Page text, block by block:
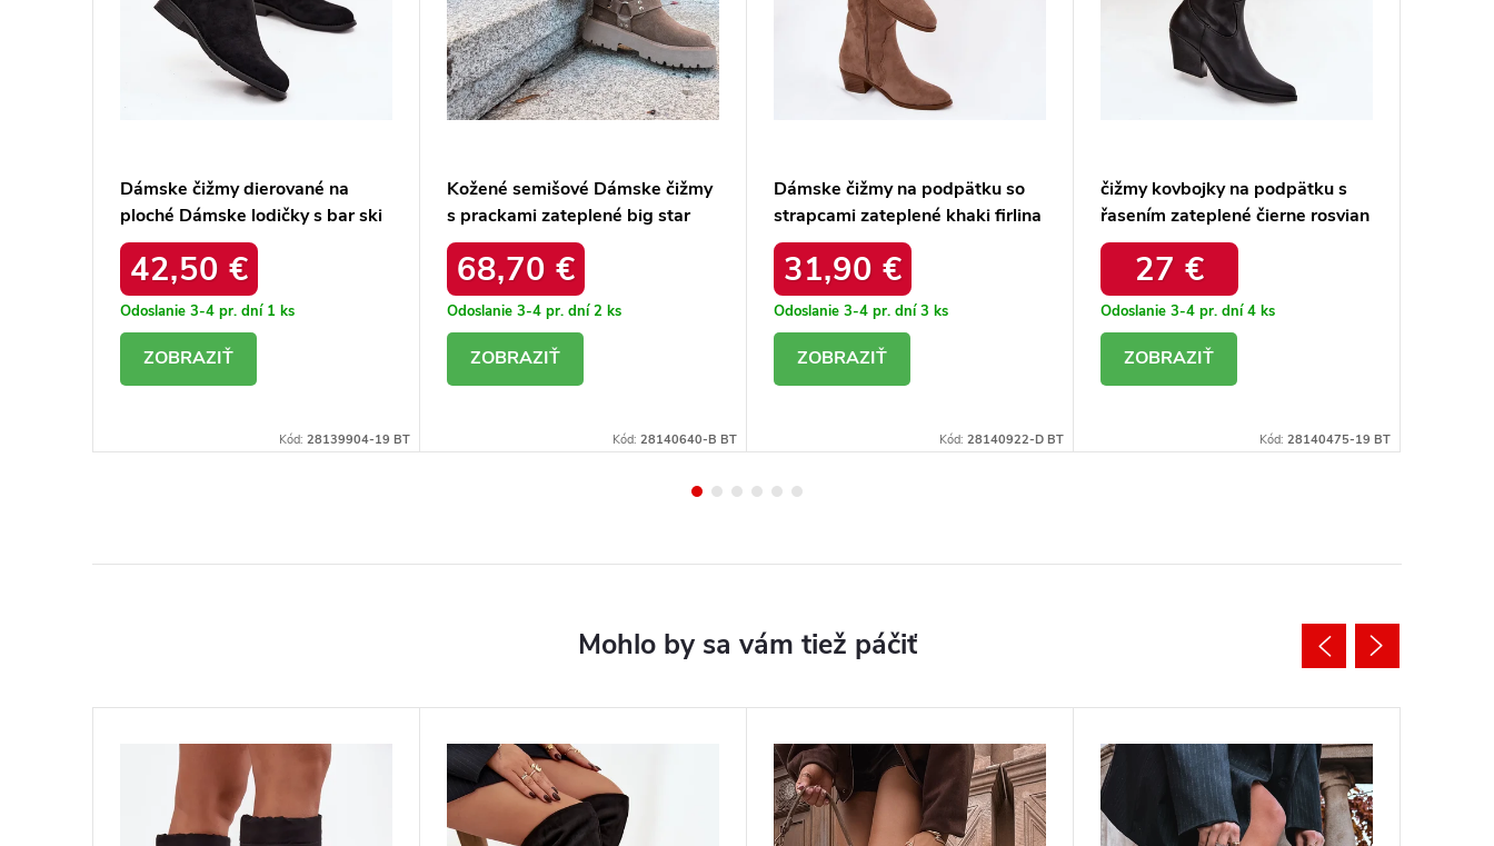
Dámske čižmy dierované na
ploché Dámske lodičky s bar ski
hy52 534 čierne / HY52-534
BLACK
42,50 €
Odoslanie 3-4 pr. dní 1 ks
Kód: 28139904-19 BT
Kožené semišové Dámske čižmy
s prackami zateplené big star
oo274a182 béžove /
68,70 €
Odoslanie 3-4 pr. dní2 ks
Kód: 28140640-B BT
Dámske čižmy na podpätku so
strapcami zateplené khaki firlina
/ 1155 KHAKI
31,90 €
Odoslanie 3-4 pr. dní3 ks
Kód: 28140922-D BT
čižmy kovbojky na podpätku s
řasením zateplené čierne rosvian
/ ML392 BLACK
27 €
Odoslanie 3-4 pr. dní4 ks
Kód: 28140475-19 BT